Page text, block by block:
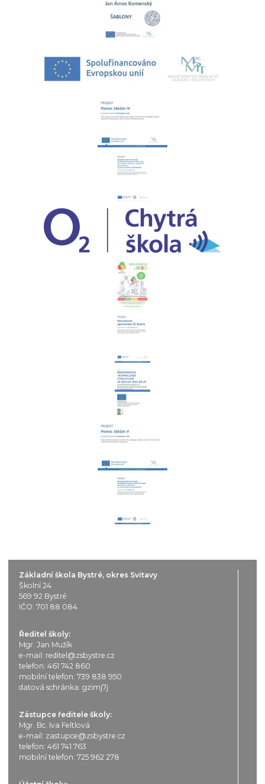
Základní škola Bystré, okres Svitavy
Školní 24
569 92 Bystré
IČO: 701 88 084
Ředitel školy:
Mgr. Jan Mužík
e-mail: reditel@zsbystre.cz
telefon: 461 742 860
mobilní telefon: 739 838 950
datová schránka: gzimj7j
Zástupce ředitele školy:
Mgr. Bc. Iva Feltlová
e-mail: zastupce@zsbystre.cz
telefon: 461 741 763
mobilní telefon: 725 962 278